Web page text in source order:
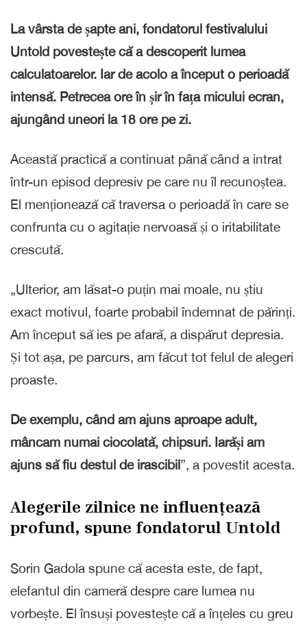
La vârsta de șapte ani, fondatorul festivalului
Untold povestește că a descoperit lumea
calculatoarelor. Iar de acolo a început o perioadă
intensă. Petrecea ore în șir în fața micului ecran,
ajungând uneori la 18 ore pe zi.
Această practică a continuat până când a intrat
într-un episod depresiv pe care nu îl recunoștea.
El menționează că traversa o perioadă în care se
confrunta cu o agitație nervoasă și o iritabilitate
crescută.
„Ulterior, am lăsat-o puțin mai moale, nu știu
exact motivul, foarte probabil îndemnat de părinți.
Am început să ies pe afară, a dispărut depresia.
Și tot așa, pe parcurs, am făcut tot felul de alegeri
proaste.
De exemplu, când am ajuns aproape adult,
mâncam numai ciocolată, chipsuri. Iarăși am
ajuns să fiu destul de irascibil”, a povestit acesta.
Alegerile zilnice ne influențează
profund, spune fondatorul Untold
Sorin Gadola spune că acesta este, de fapt,
elefantul din cameră despre care lumea nu
vorbește. El însuși povestește că a înțeles cu greu